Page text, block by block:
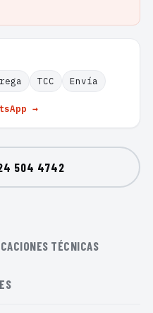
TCC Envía
→
504 4742
TÉCNICAS